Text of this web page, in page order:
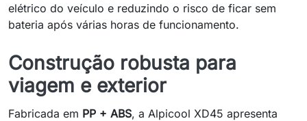
elétrico do veículo e reduzindo o risco de ficar sem
bateria após várias horas de funcionamento.
Construção robusta para
viagem e exterior
Fabricada em PP + ABS, a Alpicool XD45 apresenta